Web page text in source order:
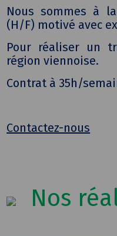
Nous sommes à
(H/F) motivé avec
Pour réaliser un
région viennoise.
Contrat à 35h/
Contactez-nous
Nos